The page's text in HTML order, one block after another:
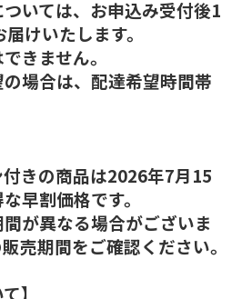
いては、お申込み受付後1
けいたします。
きません。
場合は、配達希望時間帯
きの商品は2026年7月15
早割価格です。
が異なる場合がございま
売期間をご確認ください。
】